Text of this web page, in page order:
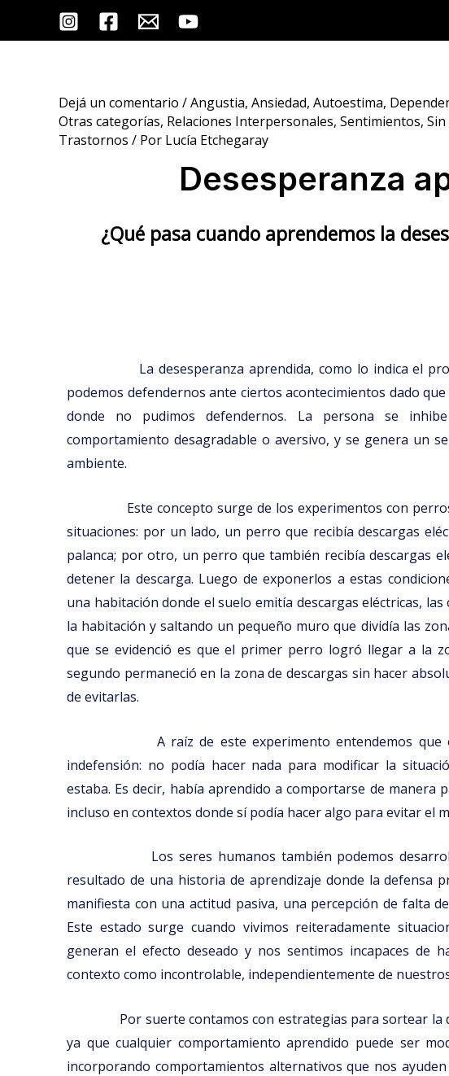
Dejá un comentario /Angustia, Ansiedad, Autoestima,
Otras categorías, Relaciones Interpersonales, Sentimientos,
Trastornos / Por Lucía Etchegaray
Desesperanza
¿Qué pasa cuando aprendemos la
La desesperanza aprendida, como lo indica el
podemos defendernos ante ciertos acontecimientos dado
donde no pudimos defendernos. La persona se
comportamiento desagradable o aversivo, y se genera un
ambiente.
Este concepto surge de los experimentos con
situaciones: por un lado, un perro que recibía descargas
palanca; por otro, un perro que también recibía descargas
detener la descarga. Luego de exponerlos a estas
una habitación donde el suelo emitía descargas eléctricas,
la habitación y saltando un pequeño muro que dividía las
que se evidenció es que el primer perro logró llegar a la
segundo permaneció en la zona de descargas sin hacer
de evitarlas.
A raíz de este experimento entendemos
indefensión: no podía hacer nada para modificar la
estaba. Es decir, había aprendido a comportarse de manera
incluso en contextos donde sí podía hacer algo para evitar el
Los seres humanos también podemos
resultado de una historia de aprendizaje donde la defensa
manifiesta con una actitud pasiva, una percepción de falta
Este estado surge cuando vivimos reiteradamente
generan el efecto deseado y nos sentimos incapaces de
contexto como incontrolable, independientemente de
Por suerte contamos con estrategias para sortear la
ya que cualquier comportamiento aprendido puede ser
incorporando comportamientos alternativos que nos
Post
navigation